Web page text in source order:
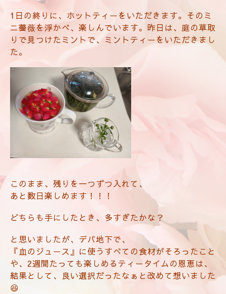
1日の終りに、ホットティーをいただきます。そのミ
ニ薔薇を浮かべ、楽しんでいます。昨日は、庭の草取
りで見つけたミントで、ミントティーをいただきまし
た。
このまま、残りを一つずつ入れて、
あと数日楽しめます！！！
どちらも手にしたとき、多すぎたかな？
と思いましたが、デパ地下で、
『血のジュース』に使うすべての食材がそろったこと
や、2週間たっても楽しめるティータイムの恩恵は、
結果として、良い選択だったなぁと改めて想いました
😆